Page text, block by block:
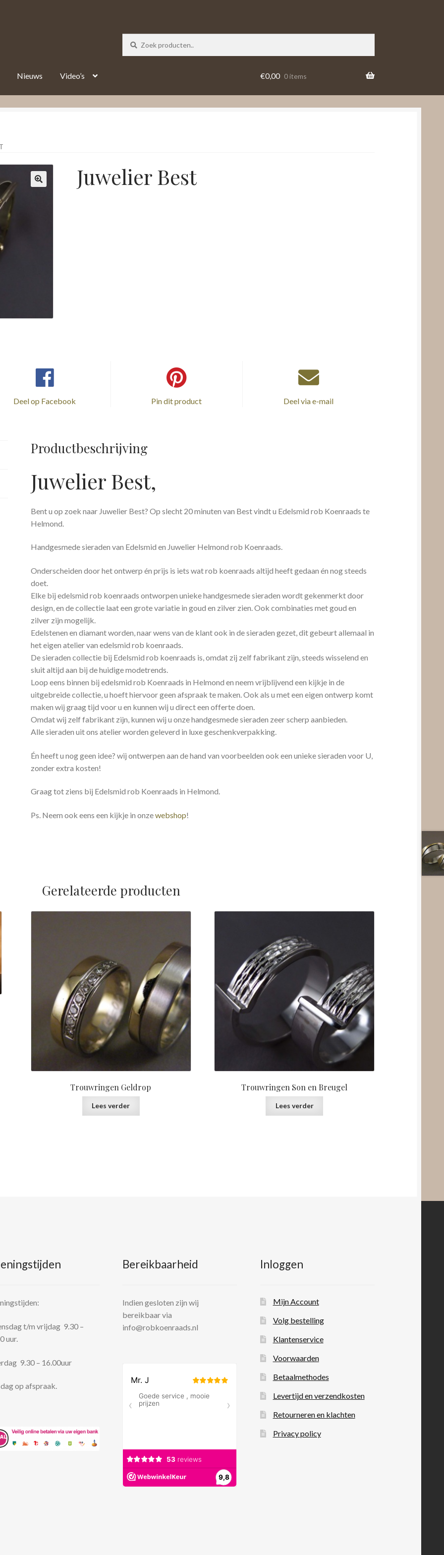
Nieuws Video’s €0,00 0 items
Juwelier Best
Deel op Facebook Pin dit product Deel via e-mail
Productbeschrijving
Juwelier Best,
Bent u op zoek naar Juwelier Best? Op slecht 20 minuten van Best vindt u Edelsmid rob Koenraads te
Helmond.
Handgesmede sieraden van Edelsmid en Juwelier Helmond rob Koenraads.
Onderscheiden door het ontwerp én prijs is iets wat rob koenraads altijd heeft gedaan én nog steeds
doet.
Elke bij edelsmid rob koenraads ontworpen unieke handgesmede sieraden wordt gekenmerkt door
design, en de collectie laat een grote variatie in goud en zilver zien. Ook combinaties met goud en
zilver zijn mogelijk.
Edelstenen en diamant worden, naar wens van de klant ook in de sieraden gezet, dit gebeurt allemaal in
het eigen atelier van edelsmid rob koenraads.
De sieraden collectie bij Edelsmid rob koenraads is, omdat zij zelf fabrikant zijn, steeds wisselend en
sluit altijd aan bij de huidige modetrends.
Loop eens binnen bij edelsmid rob Koenraads in Helmond en neem vrijblijvend een kijkje in de
uitgebreide collectie, u hoeft hiervoor geen afspraak te maken. Ook als u met een eigen ontwerp komt
maken wij graag tijd voor u en kunnen wij u direct een offerte doen.
Omdat wij zelf fabrikant zijn, kunnen wij u onze handgesmede sieraden zeer scherp aanbieden.
Alle sieraden uit ons atelier worden geleverd in luxe geschenkverpakking.
Én heeft u nog geen idee? wij ontwerpen aan de hand van voorbeelden ook een unieke sieraden voor U,
zonder extra kosten!
Graag tot ziens bij Edelsmid rob Koenraads in Helmond.
Ps. Neem ook eens een kijkje in onzewebshop!
Gerelateerde producten
Trouwringen Geldrop
Lees verder
Trouwringen Son en Breugel
Lees verder
t/m vrijdag 9.30 –
uur.
9.30 – 16.00uur
op afspraak.
Bereikbaarheid
Indien gesloten zijn wij
bereikbaar via
info@robkoenraads.nl
Inloggen
Mijn Account
Volg bestelling
Klantenservice
Voorwaarden
Betaalmethodes
Levertijd en verzendkosten
Retourneren en klachten
Privacy policy